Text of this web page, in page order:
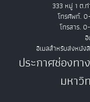
333 หมู่ 1 ต.
โทรศัพท์.
โทรสาร.
อีเมลสำหรับส่งหนัง
ประกาศช่องท
มหาวิ